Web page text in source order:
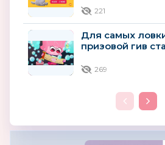
221
Для самых
призовой гив
269